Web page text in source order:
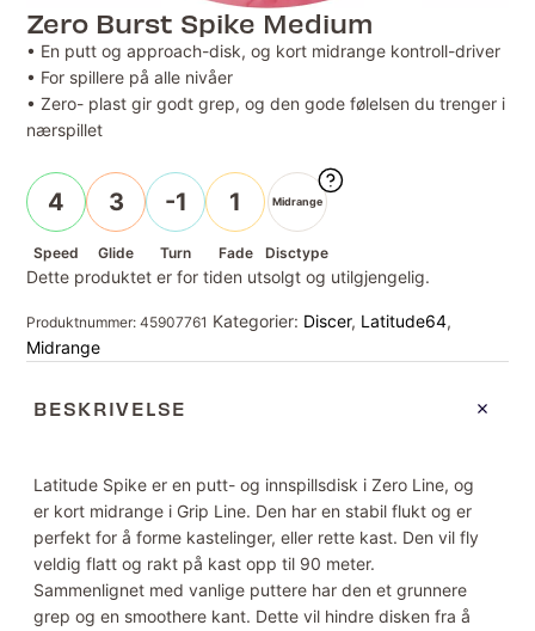
Zero Burst Spike Medium
• En putt og approach-disk, og kort midrange kontroll-driver
• For spillere på alle nivåer
• Zero- plast gir godt grep, og den gode følelsen du trenger i
nærspillet
4
Speed
3
Glide
-1
Turn
1
Fade
Midrange
Disctype
Dette produktet er for tiden utsolgt og utilgjengelig.
Produktnummer:45907761 Kategorier: Discer, Latitude64,
Midrange
BESKRIVELSE
Latitude Spike er en putt- og innspillsdisk i Zero Line, og
er kort midrange i Grip Line. Den har en stabil flukt og er
perfekt for å forme kastelinger, eller rette kast. Den vil fly
veldig flatt og rakt på kast opp til 90 meter.
Sammenlignet med vanlige puttere har den et grunnere
grep og en smoothere kant. Dette vil hindre disken fra å